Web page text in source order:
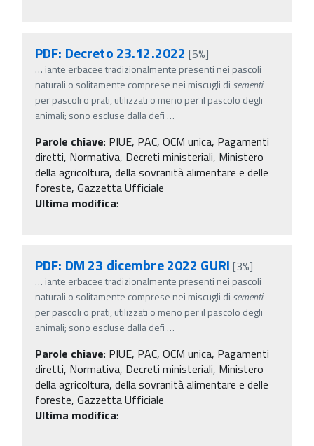
PDF: Decreto 23.12.2022 [5%]
… iante erbacee tradizionalmente presenti nei pascoli
naturali o solitamente comprese nei miscugli di sementi
per pascoli o prati, utilizzati o meno per il pascolo degli
animali; sono escluse dalla defi …
Parole chiave: PIUE, PAC, OCM unica, Pagamenti
diretti, Normativa, Decreti ministeriali, Ministero
della agricoltura, della sovranità alimentare e delle
foreste, Gazzetta Ufficiale
Ultima modifica:
PDF: DM 23 dicembre 2022 GURI [3%]
… iante erbacee tradizionalmente presenti nei pascoli
naturali o solitamente comprese nei miscugli di sementi
per pascoli o prati, utilizzati o meno per il pascolo degli
animali; sono escluse dalla defi …
Parole chiave: PIUE, PAC, OCM unica, Pagamenti
diretti, Normativa, Decreti ministeriali, Ministero
della agricoltura, della sovranità alimentare e delle
foreste, Gazzetta Ufficiale
Ultima modifica: